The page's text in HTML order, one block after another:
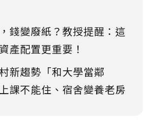
錢變廢紙？教授提醒：這
產配置更重要！
新趨勢「和大學當鄰
課不能住、宿舍變養老房